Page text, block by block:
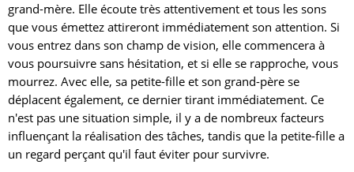
grand-mère. Elle écoute très attentivement et tous les sons
que vous émettez attireront immédiatement son attention. Si
vous entrez dans son champ de vision, elle commencera à
vous poursuivre sans hésitation, et si elle se rapproche, vous
mourrez. Avec elle, sa petite-fille et son grand-père se
déplacent également, ce dernier tirant immédiatement. Ce
n'est pas une situation simple, il y a de nombreux facteurs
influençant la réalisation des tâches, tandis que la petite-fille a
un regard perçant qu'il faut éviter pour survivre.